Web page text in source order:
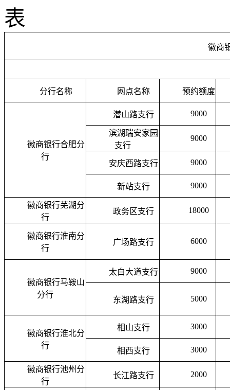
表
徽商
分行名称 网点名称 预约额度
徽商银行合肥分
行
潜山路支行 9000
滨湖瑞安家园
支行
9000
安庆西路支行 9000
新站支行 9000
徽商银行芜湖分
行
政务区支行 18000
徽商银行淮南分
行
广场路支行 6000
徽商银行马鞍山
分行
太白大道支行 9000
东湖路支行 5000
徽商银行淮北分
行
相山支行 3000
相西支行 3000
徽商银行池州分
行
长江路支行 2000